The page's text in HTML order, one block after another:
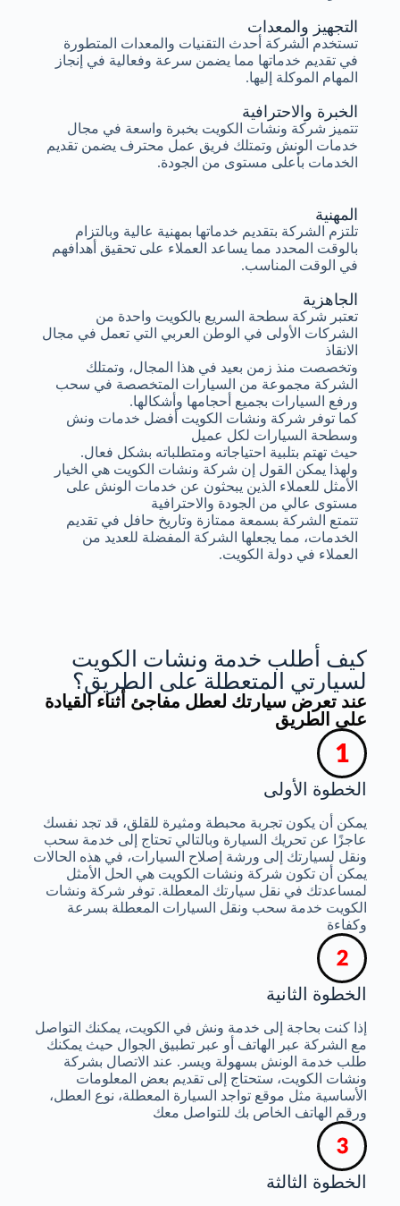
الخبرة والاحترافية
تتميز شركة ونشات الكويت بخبرة واسعة في مجال
خدمات الونش وتمتلك فريق عمل محترف يضمن تقديم
الخدمات بأعلى مستوى من الجودة.
التجهيز والمعدات
تستخدم الشركة أحدث التقنيات والمعدات المتطورة
في تقديم خدماتها مما يضمن سرعة وفعالية في إنجاز
المهام الموكلة إليها.
المهنية
تلتزم الشركة بتقديم خدماتها بمهنية عالية وبالتزام
بالوقت المحدد مما يساعد العملاء على تحقيق أهدافهم
في الوقت المناسب.
الجاهزية
تعتبر شركة سطحة السريع بالكويت واحدة من
الشركات الأولى في الوطن العربي التي تعمل في مجال
الانقاذ
وتخصصت منذ زمن بعيد في هذا المجال، وتمتلك
الشركة مجموعة من السيارات المتخصصة في سحب
ورفع السيارات بجميع أحجامها وأشكالها.
كما توفر شركة ونشات الكويت أفضل خدمات ونش
وسطحة السيارات لكل عميل
حيث تهتم بتلبية احتياجاته ومتطلباته بشكل فعال.
ولهذا يمكن القول إن شركة ونشات الكويت هي الخيار
الأمثل للعملاء الذين يبحثون عن خدمات الونش على
مستوى عالي من الجودة والاحترافية
تتمتع الشركة بسمعة ممتازة وتاريخ حافل في تقديم
الخدمات، مما يجعلها الشركة المفضلة للعديد من
العملاء في دولة الكويت.
كيف أطلب خدمة ونشات الكويت
لسيارتي المتعطلة على الطريق؟
عند تعرض سيارتك لعطل مفاجئ أثناء القيادة
على الطريق
الخطوة الأولى
يمكن أن يكون تجربة محبطة ومثيرة للقلق، قد تجد نفسك
عاجزًا عن تحريك السيارة وبالتالي تحتاج إلى خدمة سحب
ونقل لسيارتك إلى ورشة إصلاح السيارات، في هذه الحالات
يمكن أن تكون شركة ونشات الكويت هي الحل الأمثل
لمساعدتك في نقل سيارتك المعطلة. توفر شركة ونشات
الكويت خدمة سحب ونقل السيارات المعطلة بسرعة
وكفاءة
الخطوة الثانية
إذا كنت بحاجة إلى خدمة ونش في الكويت، يمكنك التواصل
مع الشركة عبر الهاتف أو عبر تطبيق الجوال حيث يمكنك
طلب خدمة الونش بسهولة ويسر. عند الاتصال بشركة
ونشات الكويت، ستحتاج إلى تقديم بعض المعلومات
الأساسية مثل موقع تواجد السيارة المعطلة، نوع العطل،
ورقم الهاتف الخاص بك للتواصل معك
الخطوة الثالثة